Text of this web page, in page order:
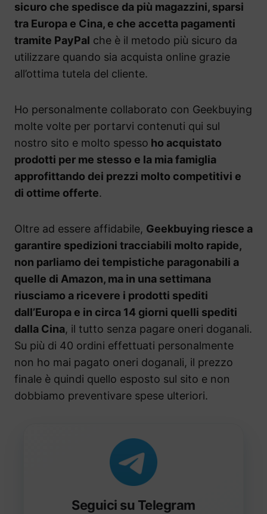
sicuro che spedisce da più magazzini, sparsi
tra Europa e Cina, e che accetta pagamenti
tramite PayPal che è il metodo più sicuro da
utilizzare quando sia acquista online grazie
all’ottima tutela del cliente.
Ho personalmente collaborato con Geekbuying
molte volte per portarvi contenuti qui sul
nostro sito e molto spesso ho acquistato
prodotti per me stesso e la mia famiglia
approfittando dei prezzi molto competitivi e
di ottime offerte.
Oltre ad essere affidabile, Geekbuying riesce a
garantire spedizioni tracciabili molto rapide,
non parliamo dei tempistiche paragonabili a
quelle di Amazon, ma in una settimana
riusciamo a ricevere i prodotti spediti
dall’Europa e in circa 14 giorni quelli spediti
dalla Cina, il tutto senza pagare oneri doganali.
Su più di 40 ordini effettuati personalmente
non ho mai pagato oneri doganali, il prezzo
finale è quindi quello esposto sul sito e non
dobbiamo preventivare spese ulteriori.
Seguici su Telegram